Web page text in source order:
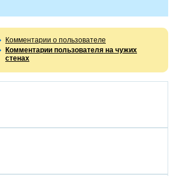
Комментарии о пользователе
Комментарии пользователя на чужих
стенах